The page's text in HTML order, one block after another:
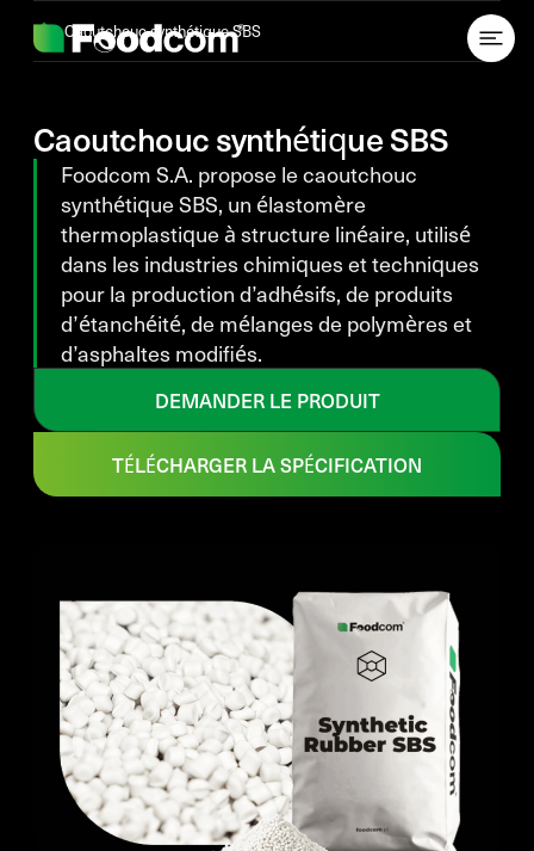
Caoutchouc synthétique SBS
Caoutchouc synthétique SBS
Foodcom S.A. propose le caoutchouc
synthétique SBS, un élastomère
thermoplastique à structure linéaire, utilisé
dans les industries chimiques et techniques
pour la production d’adhésifs, de produits
d’étanchéité, de mélanges de polymères et
d’asphaltes modifiés.
DEMANDER LE PRODUIT
TÉLÉCHARGER LA SPÉCIFICATION